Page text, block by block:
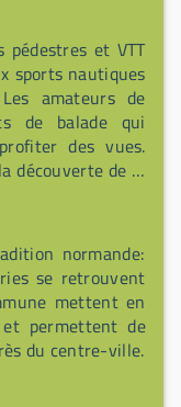
et VTT
sports nautiques
amateurs de
de balade qui
des vues.
découverte de la
normande:
se retrouvent
mettent en
permettent de
du centre-ville.